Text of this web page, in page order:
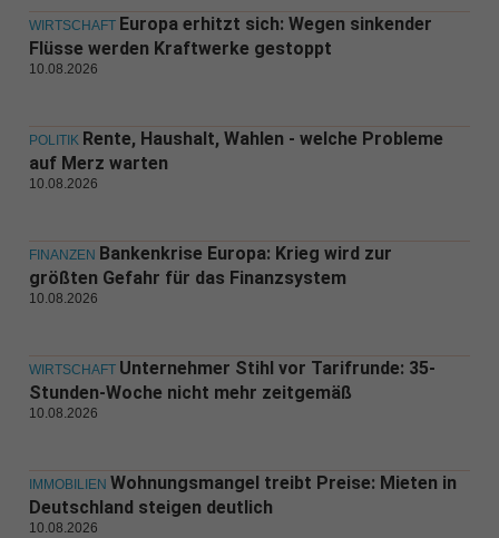
WIRTSCHAFT Europa erhitzt sich: Wegen sinkender
Flüsse werden Kraftwerke gestoppt
10.08.2026
POLITIK Rente, Haushalt, Wahlen - welche Probleme
auf Merz warten
10.08.2026
FINANZEN Bankenkrise Europa: Krieg wird zur
größten Gefahr für das Finanzsystem
10.08.2026
WIRTSCHAFT Unternehmer Stihl vor Tarifrunde: 35-
Stunden-Woche nicht mehr zeitgemäß
10.08.2026
IMMOBILIEN Wohnungsmangel treibt Preise: Mieten in
Deutschland steigen deutlich
10.08.2026